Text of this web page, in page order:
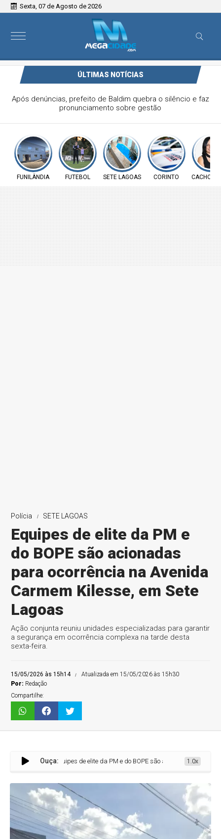
Sexta, 07 de Agosto de 2026
ÚLTIMAS NOTÍCIAS
Vereador Elói Mendes critica falta de investimentos na
Saúde de Funilândia e cobra ação da Prefeitura
FUNILÂNDIA FUTEBOL SETE LAGOAS CORINTO
Polícia SETE LAGOAS
Equipes de elite da PM e
do BOPE são acionadas
para ocorrência na Avenida
Carmem Kilesse, em Sete
Lagoas
Ação conjunta reuniu unidades especializadas para garantir
a segurança em ocorrência complexa na tarde desta
sexta-feira.
15/05/2026 às 15h14
Atualizada em 15/05/2026 às 15h30
Por: Redação
Compartilhe:
Ouça:
Equipes de elite da PM e do BOPE são acionadas para ocorrência na
1.0x